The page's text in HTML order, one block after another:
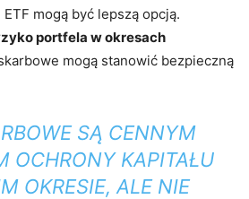
mogą być lepszą opcją.
portfela w okresach
mogą stanowić bezpieczną
SĄ CENNYM
OCHRONY KAPITAŁU
OKRESIE, ALE NIE